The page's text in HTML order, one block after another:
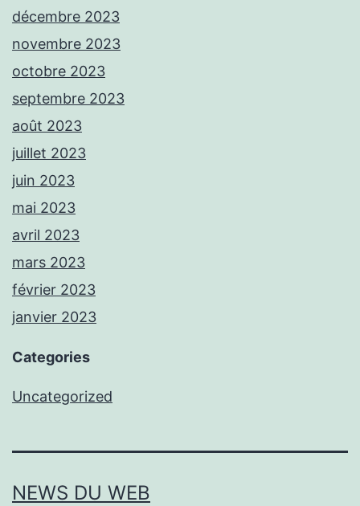
décembre 2023
novembre 2023
octobre 2023
septembre 2023
août 2023
juillet 2023
juin 2023
mai 2023
avril 2023
mars 2023
février 2023
janvier 2023
Categories
Uncategorized
NEWS DU WEB